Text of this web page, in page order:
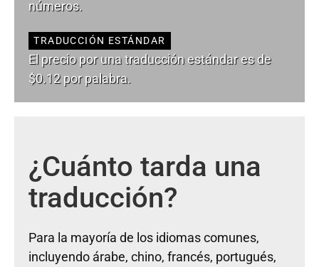
números.
TRADUCCIÓN ESTÁNDAR
El precio por una traducción estándar es de
$0.12 por palabra.
¿Cuánto tarda una
traducción?
Para la mayoría de los idiomas comunes,
incluyendo árabe, chino, francés, portugués,